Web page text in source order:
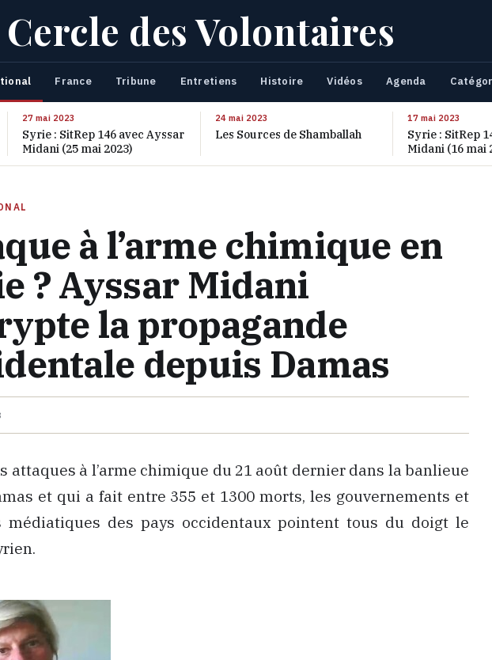
Cercle des Volontaires
France Tribune Entretiens Histoire Vidéos Agenda
27 mai 2023
Syrie : SitRep 146 avec Ayssar
Midani (25 mai 2023)
24 mai 2023
Les Sources de Shamballah
17 mai 2023
Syrie : SitRep
Midani (16 mai
à l’arme chimique en
? Ayssar Midani
la propagande
depuis Damas
attaques à l’arme chimique du 21 août dernier dans la banlieue
et qui a fait entre 355 et 1300 morts, les gouvernements et
médiatiques des pays occidentaux pointent tous du doigt le